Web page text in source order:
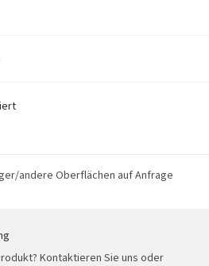
andere Oberflächen auf Anfrage
Kontaktieren Sie uns oder